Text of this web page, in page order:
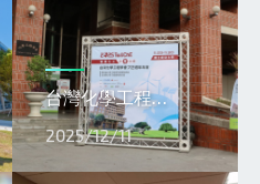
台灣化學工程…
2025/12/11